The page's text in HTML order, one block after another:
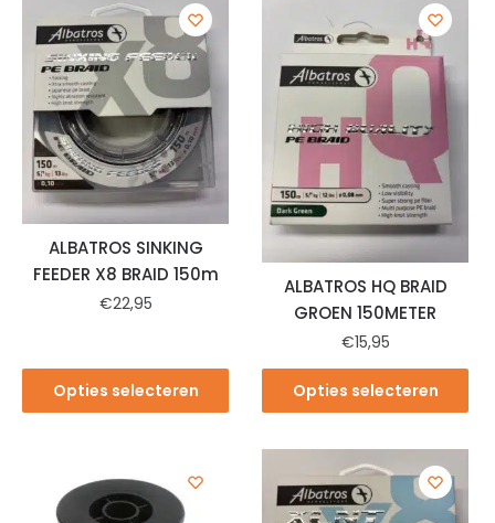
ALBATROS SINKING
FEEDER X8 BRAID 150m
€22,95
Opties selecteren
ALBATROS HQ BRAID
GROEN 150METER
€15,95
Opties selecteren